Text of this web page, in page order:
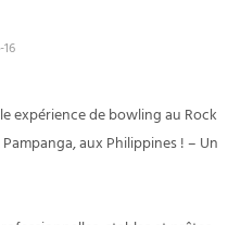
expérience de bowling au Rock
aux Philippines ! – Un